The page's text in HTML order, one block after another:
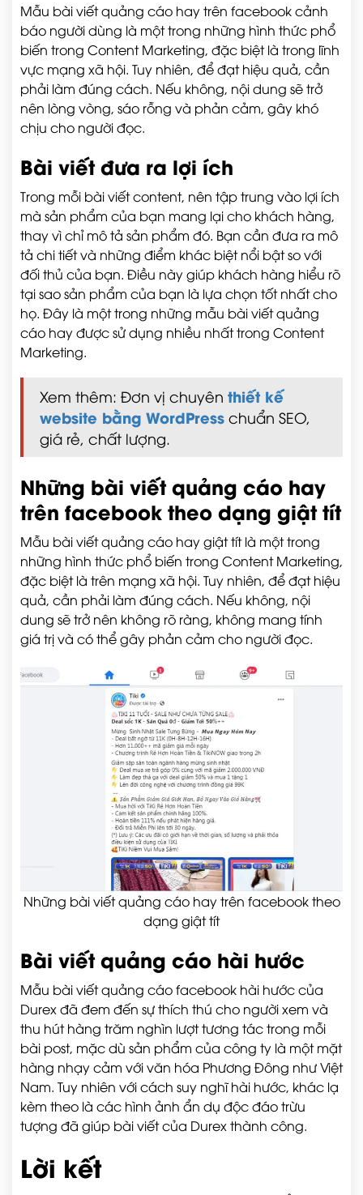
Mẫu bài viết quảng cáo hay trên facebook cảnh
báo người dùng là một trong những hình thức phổ
biến trong Content Marketing, đặc biệt là trong lĩnh
vực mạng xã hội. Tuy nhiên, để đạt hiệu quả, cần
phải làm đúng cách. Nếu không, nội dung sẽ trở
nên lòng vòng, sáo rỗng và phản cảm, gây khó
chịu cho người đọc.
Bài viết đưa ra lợi ích
Trong mỗi bài viết content, nên tập trung vào lợi ích
mà sản phẩm của bạn mang lại cho khách hàng,
thay vì chỉ mô tả sản phẩm đó. Bạn cần đưa ra mô
tả chi tiết và những điểm khác biệt nổi bật so với
đối thủ của bạn. Điều này giúp khách hàng hiểu rõ
tại sao sản phẩm của bạn là lựa chọn tốt nhất cho
họ. Đây là một trong những mẫu bài viết quảng
cáo hay được sử dụng nhiều nhất trong Content
Marketing.
Xem thêm: Đơn vị chuyên thiết kế
website bằng WordPress chuẩn SEO,
giá rẻ, chất lượng.
Những bài viết quảng cáo hay
trên facebook theo dạng giật tít
Mẫu bài viết quảng cáo hay giật tít là một trong
những hình thức phổ biến trong Content Marketing,
đặc biệt là trên mạng xã hội. Tuy nhiên, để đạt hiệu
quả, cần phải làm đúng cách. Nếu không, nội
dung sẽ trở nên không rõ ràng, không mang tính
giá trị và có thể gây phản cảm cho người đọc.
Những bài viết quảng cáo hay trên facebook theo
dạng giật tít
Bài viết quảng cáo hài hước
Mẫu bài viết quảng cáo facebook hài hước của
Durex đã đem đến sự thích thú cho người xem và
thu hút hàng trăm nghìn lượt tương tác trong mỗi
bài post, mặc dù sản phẩm của công ty là một mặt
hàng nhạy cảm với văn hóa Phương Đông như Việt
Nam. Tuy nhiên với cách suy nghĩ hài hước, khác lạ
kèm theo là các hình ảnh ẩn dụ độc đáo trừu
tượng đã giúp bài viết của Durex thành công.
Lời kết